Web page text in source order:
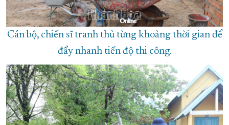
Cán bộ, chiến sĩ tranh thủ từng khoảng thời gian để
đẩy nhanh tiến độ thi công.